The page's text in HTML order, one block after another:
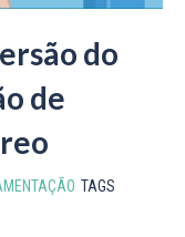
do
de
TAGS